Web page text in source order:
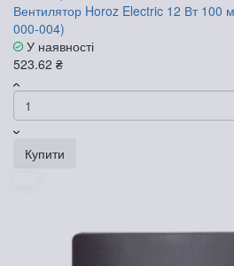
Вентилятор Horoz Electric 12 Вт 100
000-004)
У наявності
523.62 ₴
Купити